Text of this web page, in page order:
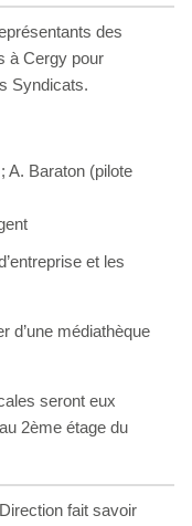
des
à Cergy pour
Syndicats.
A. Baraton (pilote
et les
d’une médiathèque
seront eux
2ème étage du
fait savoir